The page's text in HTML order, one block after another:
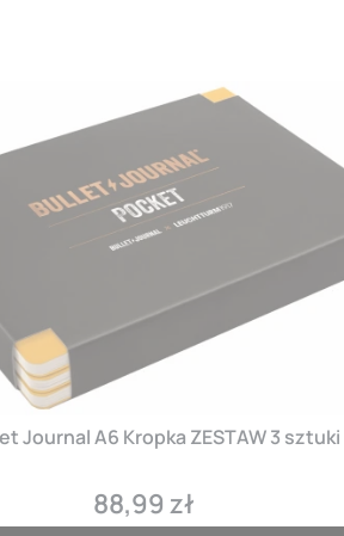
Journal A6 Kropka ZESTAW 3 sztuki
Cena
88,99 zł